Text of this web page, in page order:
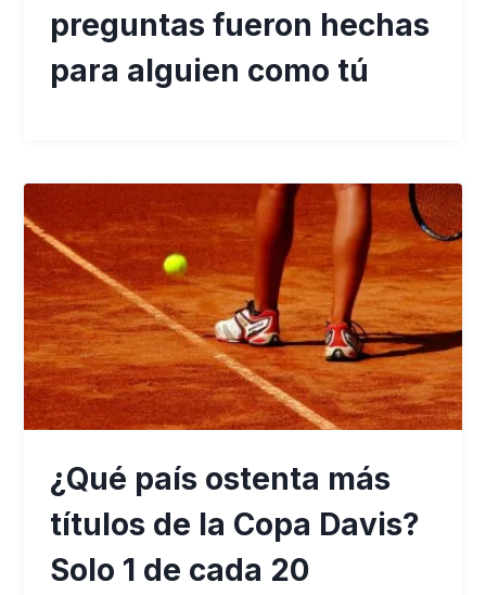
preguntas fueron hechas
para alguien como tú
¿Qué país ostenta más
títulos de la Copa Davis?
Solo 1 de cada 20